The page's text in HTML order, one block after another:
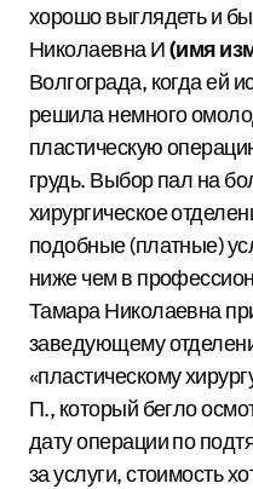
хорошо выглядеть и
Николаевна И(имя
Волгограда, когда ей
решила немного
пластическую
грудь. Выбор пал на
хирургическое
подобные (платные)
ниже чем в
Тамара Николаевна
заведующему
«пластическому
П., который бегло
дату операции по
за услуги, стоимость